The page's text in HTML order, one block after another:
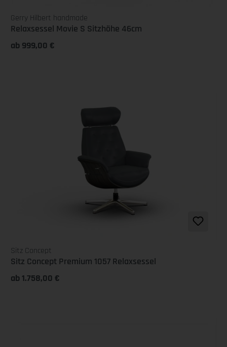
Gerry Hilbert handmade
Relaxsessel Movie S Sitzhöhe 46cm
ab 999,00 €
Sitz Concept
Sitz Concept Premium 1057 Relaxsessel
ab 1.758,00 €